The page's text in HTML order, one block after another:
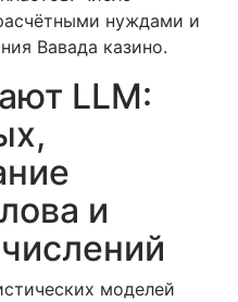
нуждами и
Вавада казино.
LLM:
и
моделей